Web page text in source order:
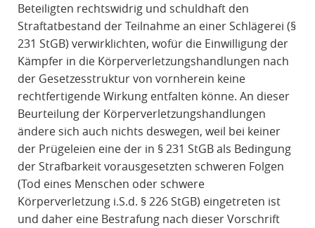
Beteiligten rechtswidrig und schuldhaft den
Straftatbestand der Teilnahme an einer Schlägerei (§
231 StGB) verwirklichten, wofür die Einwilligung der
Kämpfer in die Körperverletzungshandlungen nach
der Gesetzesstruktur von vornherein keine
rechtfertigende Wirkung entfalten könne. An dieser
Beurteilung der Körperverletzungshandlungen
ändere sich auch nichts deswegen, weil bei keiner
der Prügeleien eine der in § 231 StGB als Bedingung
der Strafbarkeit vorausgesetzten schweren Folgen
(Tod eines Menschen oder schwere
Körperverletzung i.S.d. § 226 StGB) eingetreten ist
und daher eine Bestrafung nach dieser Vorschrift